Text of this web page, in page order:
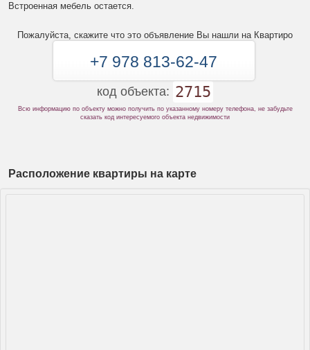
Встроенная мебель остается.
Пожалуйста, скажите что это объявление Вы нашли на Квартиро
+7 978 813-62-47
код объекта: 2715
Всю информацию по объекту можно получить по указанному номеру телефона, не забудьте
сказать код интересуемого объекта недвижимости
Расположение квартиры на карте